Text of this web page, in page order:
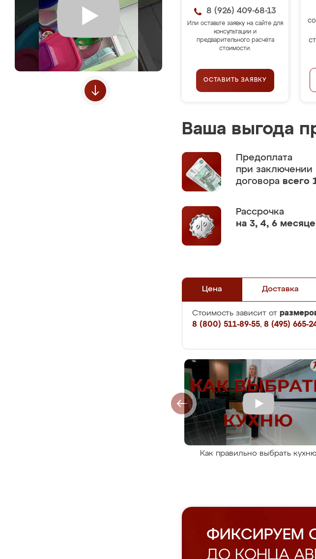
8 (926) 409-68-13
Или оставьте заявку на сайте для
консультации и
предварительного расчёта
стоимости.
ОСТАВИТЬ ЗАЯВКУ
Ваша выгода
Предоплата
при заключении
договора всего
Рассрочка
на 3, 4, 6
Цена Доставка
Стоимость зависит от
8 (800) 511-89-55, 8 (495) 665-
Как правильно выбрать кухню
ФИКСИРУЕМ
ДО КОНЦА